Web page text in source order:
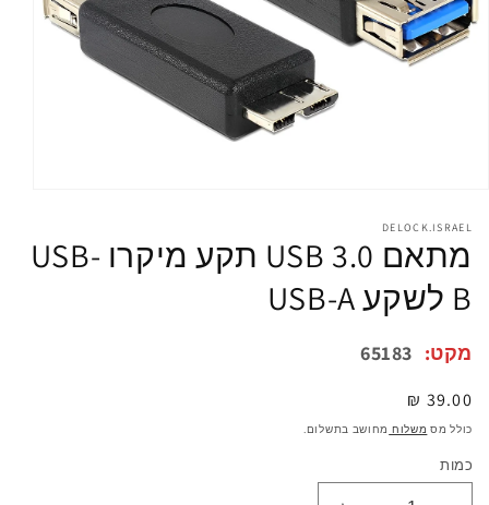
DELOCK.ISRAEL
מתאם USB 3.0 תקע מיקרו USB-
B לשקע USB-A
מקט: 65183
מחיר
רגיל
39.00 ₪
כולל מס משלוח מחושב בתשלום.
כמות